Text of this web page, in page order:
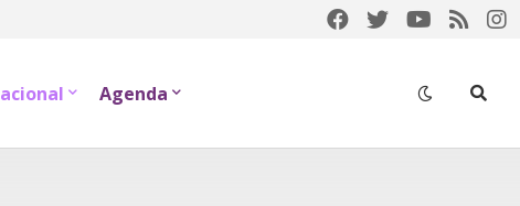
Agenda